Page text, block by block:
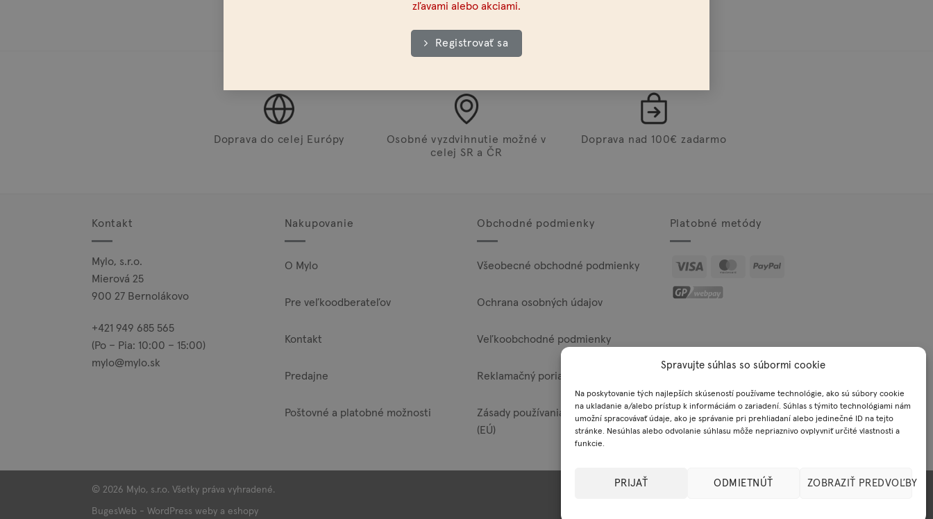
zľavami alebo akciami.
Registrovať sa
Spravujte súhlas so súbormi cookie
Na poskytovanie tých najlepších skúseností používame technológie, ako sú súbory cookie
na ukladanie a/alebo prístup k informáciám o zariadení. Súhlas s týmito technológiami nám
umožní spracovávať údaje, ako je správanie pri prehliadaní alebo jedinečné ID na tejto
stránke. Nesúhlas alebo odvolanie súhlasu môže nepriaznivo ovplyvniť určité vlastnosti a
funkcie.
PRIJAŤ ODMIETNÚŤ ZOBRAZIŤ PREDVOĽBY
Doprava do celej Európy
Osobné vyzdvihnutie možné v
celej SR a ČR
Doprava nad 100€ zadarmo
Kontakt
Mylo, s.r.o.
Mierová 25
900 27 Bernolákovo
+421 949 685 565
(Po – Pia: 10:00 – 15:00)
mylo@mylo.sk
Nakupovanie
O Mylo
Pre veľkoodberateľov
Kontakt
Predajne
Poštovné a platobné možnosti
Obchodné podmienky
Všeobecné obchodné podmienky
Ochrana osobných údajov
Veľkoobchodné podmienky
Reklamačný poriadok
Zásady používania súborov cookie
(EÚ)
Platobné metódy
Visa MasterCardPayPal
© 2026 Mylo, s.r.o. Všetky práva vyhradené.
BugesWeb - WordPress weby a eshopy